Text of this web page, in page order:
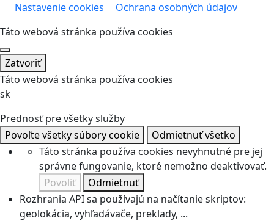
Nastavenie cookies
Ochrana osobných údajov
Táto webová stránka používa cookies
Zatvoriť
Táto webová stránka používa cookies
sk
Prednosť pre všetky služby
Povoľte všetky súbory cookie
Odmietnuť všetko
Táto stránka používa cookies nevyhnutné pre jej
správne fungovanie, ktoré nemožno deaktivovať.
Povoliť
Odmietnuť
Rozhrania API sa používajú na načítanie skriptov:
geolokácia, vyhľadávače, preklady, ...